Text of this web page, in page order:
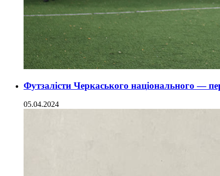
Футзалісти Черкаського національного —
05.04.2024